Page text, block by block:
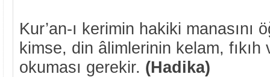
Kur’an-ı kerimin hakiki manasını
kimse, din âlimlerinin kelam, fıkıh
okuması gerekir. (Hadika)